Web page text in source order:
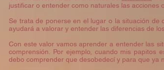
justificar o entender como naturales las acciones
Se trata de ponerse en el lugar o la situación
ayudará a valorar y entender las diferencias de
Con este valor vamos aprender a entender las
comprensión. Por ejemplo, cuando mis papitos
debo comprender que desobedecí y para que ya